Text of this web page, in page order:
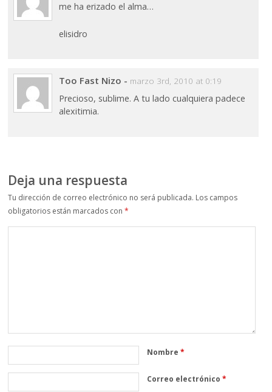
me ha erizado el alma…
elisidro
Too Fast Nizo - marzo 3rd, 2010 at 0:19
Precioso, sublime. A tu lado cualquiera padece
alexitimia.
Deja una respuesta
Tu dirección de correo electrónico no será publicada. Los campos
obligatorios están marcados con*
Nombre*
Correo electrónico*